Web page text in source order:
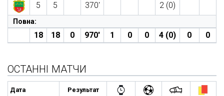
5 5 370′ 2 (0)
Повна:
18 18 0 970′ 1 0 0 4 (0) 0 0
ОСТАННІ МАТЧИ
Дата Результат